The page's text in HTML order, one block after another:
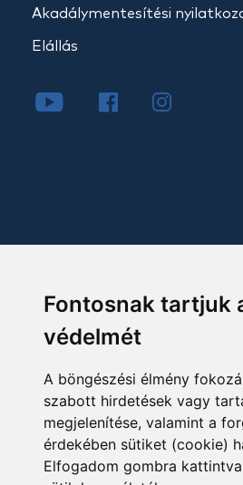
Fontosnak tartjuk
védelmét
A böngészési élmény
szabott hirdetések vagy
megjelenítése, valamint a
érdekében sütiket (cookie)
Elfogadom gombra
Akadálymentesítési
Elállás